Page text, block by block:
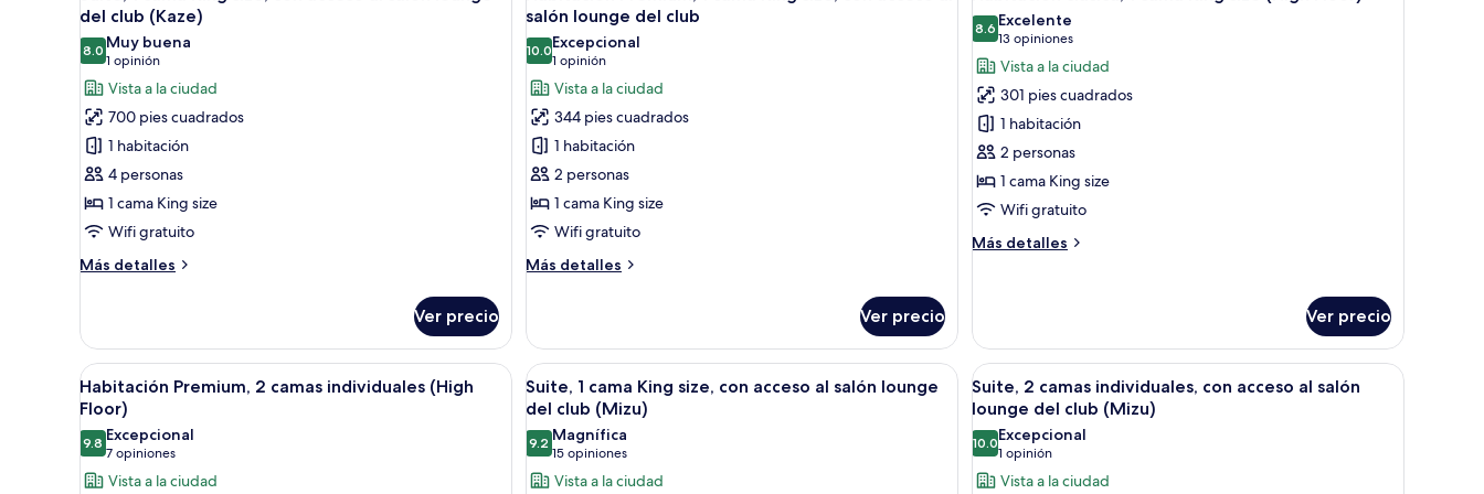
al
salón
lounge
del
club
(Kaze)
salón
lounge
del
club
(Miyabi)
individuales,
con
acceso
al
salón
lounge
del
club
todas
las
fotos
de
Suite,
cama
King
size,
con
acceso
lounge
del
club
(Kaze)
del club (Kaze)
8.08.0 de 10
Muy buena
1 opinión
(1
opinión)
Vista a la ciudad
700 pies cuadrados
1 habitación
4 personas
1 cama King size
Wifi gratuito
Más detalles
Más
1
cama
King
size,
acceso
al
salón
Ver precio
todas
las
fotos
de
Habitación
Premium,
cama
King
size,
con
salón
lounge
del
club
salón lounge del club
10.010.0 de 10
Excepcional
1 opinión
(1
opinión)
Vista a la ciudad
344 pies cuadrados
1 habitación
2 personas
1 cama King size
Wifi gratuito
Más detalles
Más
Premium,
cama
King
con
acceso
al
Ver precio
todas
las
fotos
de
Habitación
clásica,
1
cama
King
size
8.68.6 de 10
Excelente
13 opiniones
(13
opiniones)
Vista a la ciudad
301 pies cuadrados
1 habitación
2 personas
1 cama King size
Wifi gratuito
Más detalles
Más
1
cama
King
size
(High
Floor)
Ver precio
Abrir
todas
las
fotos
de
1 habitación, minibar y caja de seguridad en la habitación
9
Habitación Premium, 2 camas individuales (High
Floor)
9.89.8 de 10
Excepcional
7 opiniones
(7
opiniones)
Vista a la ciudad
Abrir
todas
las
fotos
de
1 habitación, minibar y caja de seguridad en la habitación
8
Suite, 1 cama King size, con acceso al salón lounge
del club (Mizu)
9.29.2 de 10
Magnífica
15 opiniones
(15
opiniones)
Vista a la ciudad
Abrir
todas
las
fotos
de
Habitación de hotel moderna con un gran
9
Suite, 2 camas individuales, con acceso al salón
lounge del club (Mizu)
10.010.0 de 10
Excepcional
1 opinión
(1
opinión)
Vista a la ciudad